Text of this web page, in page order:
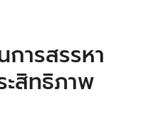
ารสรรหา
สิทธิภาพ